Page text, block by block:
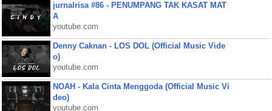
jurnalrisa #86 - PENUMPANG TAK KASAT MAT
A
youtube.com
Denny Caknan - LOS DOL (Official Music Vide
o)
youtube.com
NOAH - Kala Cinta Menggoda (Official Music Vi
deo)
youtube.com